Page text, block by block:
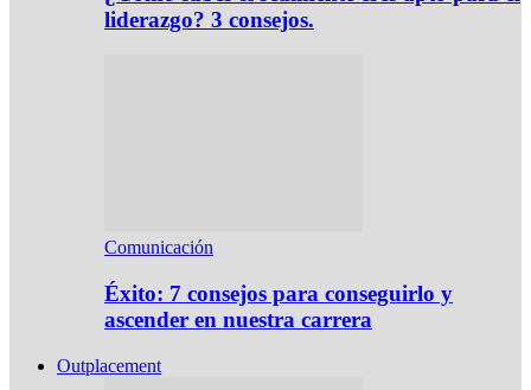
liderazgo? 3 consejos.
Comunicación
Éxito: 7 consejos para conseguirlo y
ascender en nuestra carrera
Outplacement